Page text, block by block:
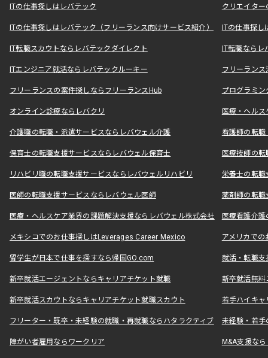
ITの仕事探しはレバテック クリエイタ
ITの仕事探しはレバテック（フリーランス向けサービス紹介） ITの仕事探
IT転職スカウトならレバテックダイレクト IT転職なら
ITエンジニア就活ならレバテックルーキー フリーラン
フリーランスの案件探しならフリーランスHub プログラミ
オンライン診療ならレバクリ 医療・ヘル
介護職の転職・派遣サービスならレバウェル介護 看護師の転
保育士の転職支援サービスならレバウェル保育士 医療技師の
リハビリ職の転職支援サービスならレバウェルリハビリ 栄養士の転
医師の転職支援サービスならレバウェル医師 薬剤師の転
医療・ヘルスケア業界の課題解決支援ならレバウェル株式会社 医療看護介
メキシコでのお仕事探しはLeverages Career Mexico アメリカで
留学生が日本で仕事を探すなら帰国GO.com 就活・転職
新卒就活エージェントならキャリアチケット就職 新卒就活無料
新卒就活スカウトならキャリアチケット就職スカウト 若手ハイキ
フリーター・既卒・未経験の就職・再就職ならハタラクティブ 未経験・若手
障がい者雇用ならワークリア M&A支援な